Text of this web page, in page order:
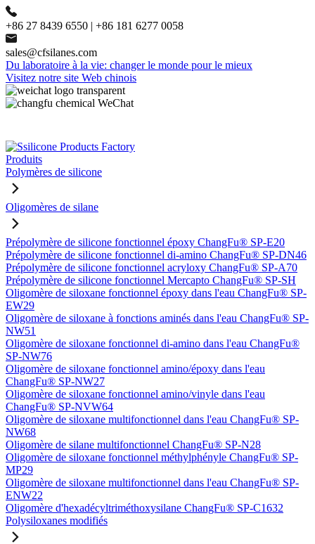
+86 27 8439 6550 | +86 181 6277 0058
sales@cfsilanes.com
Du laboratoire à la vie: changer le monde pour le mieux
Visitez notre site Web chinois
Produits
Polymères de silicone
Oligomères de silane
Prépolymère de silicone fonctionnel époxy ChangFu® SP-E20
Prépolymère de silicone fonctionnel di-amino ChangFu® SP-DN46
Prépolymère de silicone fonctionnel acryloxy ChangFu® SP-A70
Prépolymère de silicone fonctionnel Mercapto ChangFu® SP-SH
Oligomère de siloxane fonctionnel époxy dans l'eau ChangFu® SP-
EW29
Oligomère de siloxane à fonctions aminés dans l'eau ChangFu® SP-
NW51
Oligomère de siloxane fonctionnel di-amino dans l'eau ChangFu®
SP-NW76
Oligomère de siloxane fonctionnel amino/époxy dans l'eau
ChangFu® SP-NW27
Oligomère de siloxane fonctionnel amino/vinyle dans l'eau
ChangFu® SP-NVW64
Oligomère de siloxane multifonctionnel dans l'eau ChangFu® SP-
NW68
Oligomère de silane multifonctionnel ChangFu® SP-N28
Oligomère de siloxane fonctionnel méthylphényle ChangFu® SP-
MP29
Oligomère de siloxane multifonctionnel dans l'eau ChangFu® SP-
ENW22
Oligomère d'hexadécyltriméthoxysilane ChangFu® SP-C1632
Polysiloxanes modifiés